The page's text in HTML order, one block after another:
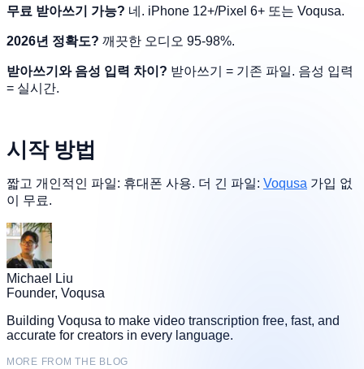
무료 받아쓰기 가능? 네. iPhone 12+/Pixel 6+ 또는 Voqusa.
2026년 정확도? 깨끗한 오디오 95-98%.
받아쓰기와 음성 입력 차이? 받아쓰기 = 기존 파일. 음성 입력
= 실시간.
시작 방법
짧고 개인적인 파일: 휴대폰 사용. 더 긴 파일: Voqusa 가입 없
이 무료.
Michael Liu
Founder, Voqusa
Building Voqusa to make video transcription free, fast, and
accurate for creators in every language.
MORE FROM THE BLOG